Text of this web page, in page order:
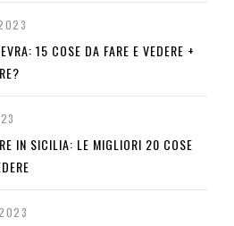
15 COSE DA FARE E VEDERE +
IN SICILIA: LE MIGLIORI 20 COSE